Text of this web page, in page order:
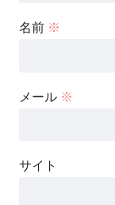
名前 ※
メール ※
サイト